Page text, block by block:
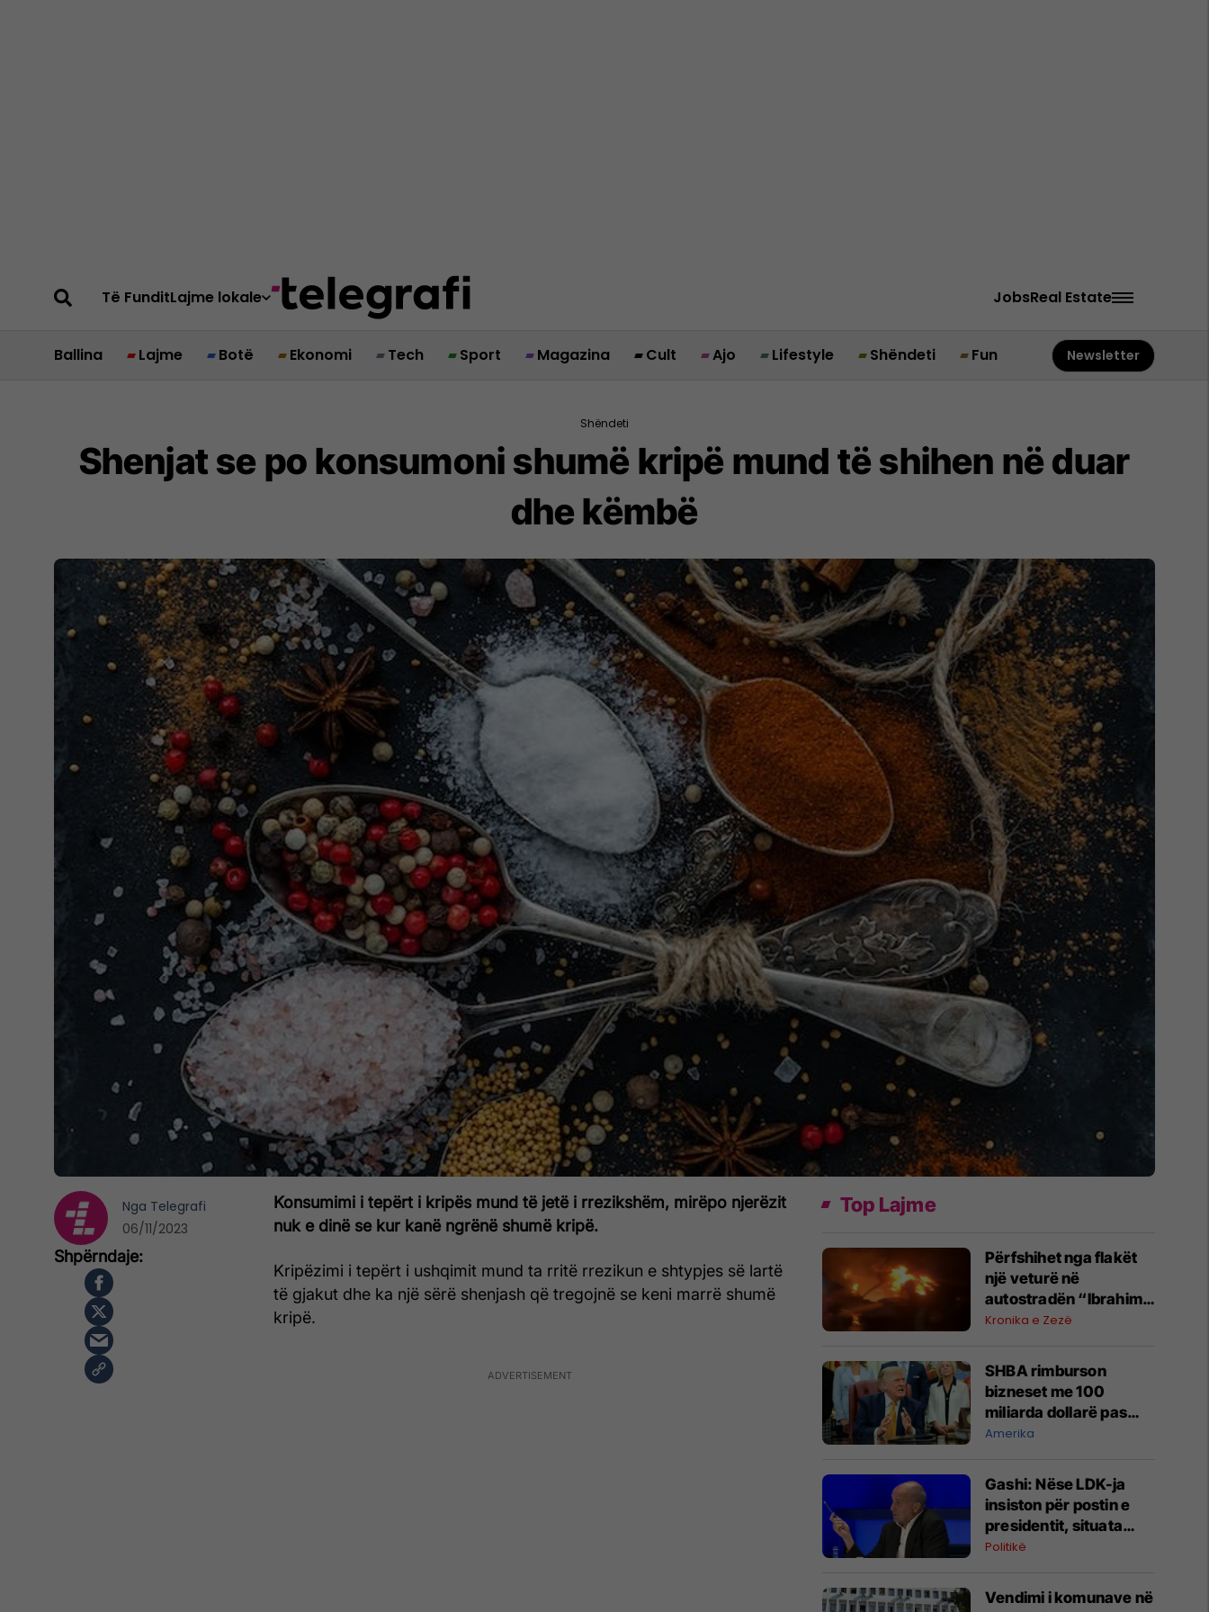
Të FunditLajme lokale JobsReal Estate
Ballina Lajme Botë Ekonomi Tech Sport Magazina Cult Ajo Lifestyle Shëndeti Fun Newsletter
Shëndeti
Shenjat se po konsumoni shumë kripë mund të shihen në duar
dhe këmbë
Konsumimi i tepërt i kripës mund të jetë i rrezikshëm, mirëpo njerëzit
nuk e dinë se kur kanë ngrënë shumë kripë.
Kripëzimi i tepërt i ushqimit mund ta rritë rrezikun e shtypjes së lartë
të gjakut dhe ka një sërë shenjash që tregojnë se keni marrë shumë
kripë.
Nga Telegrafi
06/11/2023
Top Lajme
Përfshihet nga flakët
një veturë në
autostradën “Ibrahim
Rugova”
Kronika e Zezë
SHBA rimburson
bizneset me 100
miliarda dollarë pas
anulimit të tarifave të
Amerika
Gashi: Nëse LDK-ja
insiston për postin e
presidentit, situata
komplikohet - pres që
Politikë
Vendimi i komunave në